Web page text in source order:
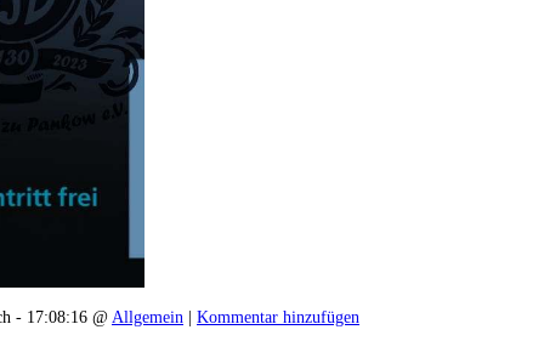
- 17:08:16 @ Allgemein | Kommentar hinzufügen